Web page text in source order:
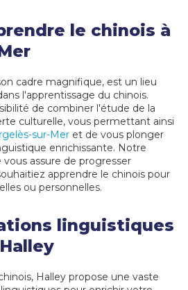
le chinois à
cadre magnifique, est un lieu
l'apprentissage du chinois.
de combiner l'étude de la
culturelle, vous permettant ainsi
sur-Mer et de vous plonger
enrichissante. Notre
assure de progresser
apprendre le chinois pour
ou personnelles.
linguistiques
Halley propose une vaste